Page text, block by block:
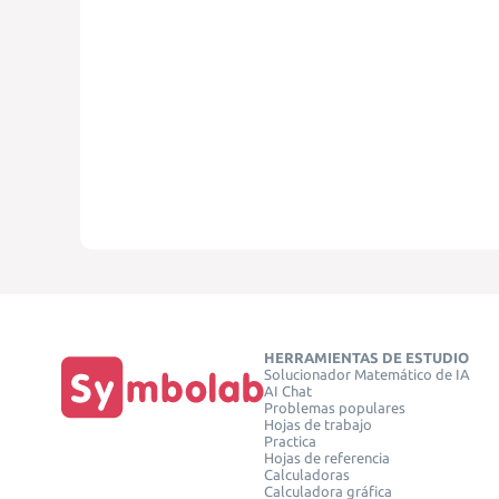
HERRAMIENTAS DE ESTUDIO
Solucionador Matemático de IA
AI Chat
Problemas populares
Hojas de trabajo
Practica
Hojas de referencia
Calculadoras
Calculadora gráfica